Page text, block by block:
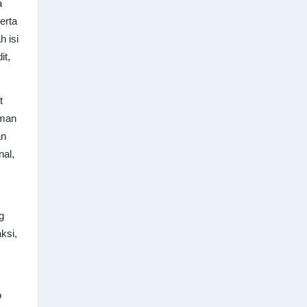
isi